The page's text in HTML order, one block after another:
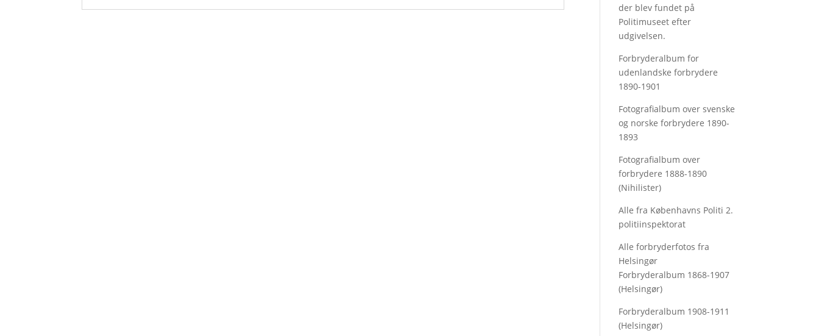
der blev fundet på
Politimuseet efter
udgivelsen.
Forbryderalbum for
udenlandske forbrydere
1890-1901
Fotografialbum over svenske
og norske forbrydere 1890-
1893
Fotografialbum over
forbrydere 1888-1890
(Nihilister)
Alle fra Københavns Politi 2.
politiinspektorat
Alle forbryderfotos fra
Helsingør
Forbryderalbum 1868-1907
(Helsingør)
Forbryderalbum 1908-1911
(Helsingør)